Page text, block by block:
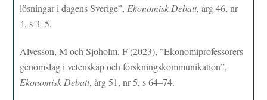
lösningar i dagens Sverige”,Ekonomisk Debatt, årg 46, nr
4, s 3–5.
Alvesson, M och Sjöholm, F (2023), ”Ekonomiprofessorers
genomslag i vetenskap och forskningskommunikation”,
Ekonomisk Debatt, årg 51, nr 5, s 64–74.